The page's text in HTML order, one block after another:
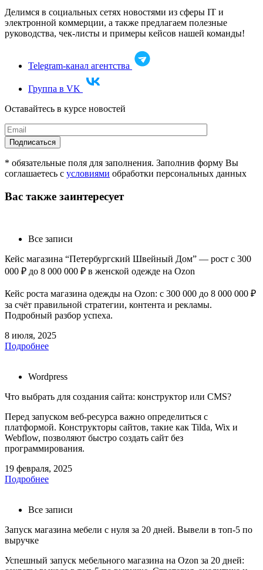
Делимся в социальных сетях новостями из сферы IT и
электронной коммерции, а также предлагаем полезные
руководства, чек-листы и примеры кейсов нашей команды!
Telegram-канал агентства
Группа в VK
Оставайтесь в курсе новостей
* обязательные поля для заполнения. Заполнив форму Вы
соглашаетесь с условиями обработки персональных данных
Вас также заинтересует
Все записи
Кейс магазина “Петербургский Швейный Дом” — рост с 300
000 ₽ до 8 000 000 ₽ в женской одежде на Ozon
Кейс роста магазина одежды на Ozon: с 300 000 до 8 000 000 ₽
за счёт правильной стратегии, контента и рекламы.
Подробный разбор успеха.
8 июля, 2025
Подробнее
Wordpress
Что выбрать для создания сайта: конструктор или CMS?
Перед запуском веб-ресурса важно определиться с
платформой. Конструкторы сайтов, такие как Tilda, Wix и
Webflow, позволяют быстро создать сайт без
программирования.
19 февраля, 2025
Подробнее
Все записи
Запуск магазина мебели с нуля за 20 дней. Вывели в топ-5 по
выручке
Успешный запуск мебельного магазина на Ozon за 20 дней: